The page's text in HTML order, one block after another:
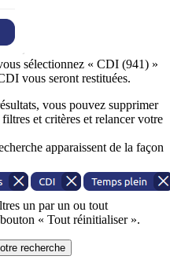
sélectionnez « CDI (941) »
vous seront restituées.
vous pouvez supprimer
et critères et relancer votre
apparaissent de la façon
un par un ou tout
« Tout réinitialiser ».
recherche